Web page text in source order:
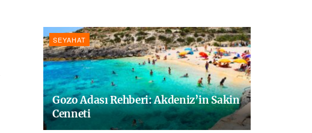
SEYAHAT
Gozo Adası Rehberi: Akdeniz’in Sakin
Cenneti